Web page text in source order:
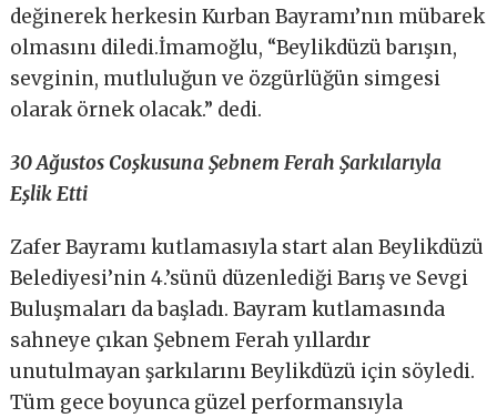
değinerek herkesin Kurban Bayramı’nın mübarek
olmasını diledi.İmamoğlu, “Beylikdüzü barışın,
sevginin, mutluluğun ve özgürlüğün simgesi
olarak örnek olacak.” dedi.
30 Ağustos Coşkusuna Şebnem Ferah Şarkılarıyla
Eşlik Etti
Zafer Bayramı kutlamasıyla start alan Beylikdüzü
Belediyesi’nin 4.’sünü düzenlediği Barış ve Sevgi
Buluşmaları da başladı. Bayram kutlamasında
sahneye çıkan Şebnem Ferah yıllardır
unutulmayan şarkılarını Beylikdüzü için söyledi.
Tüm gece boyunca güzel performansıyla